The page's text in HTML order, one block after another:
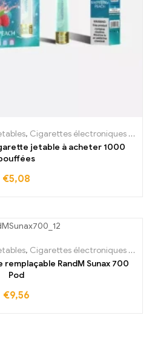
, Cigarettes électroniques jetables Irlande
jetable à acheter 1000
€5,08
, Cigarettes électroniques jetables Irlande
RandM Sunax 700
Pod
€9,56